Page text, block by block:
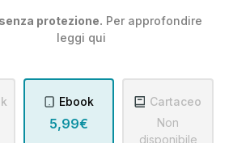
protezione. Per approfondire
leggi qui
Ebook
5,99€
Cartaceo
Non
disponibile